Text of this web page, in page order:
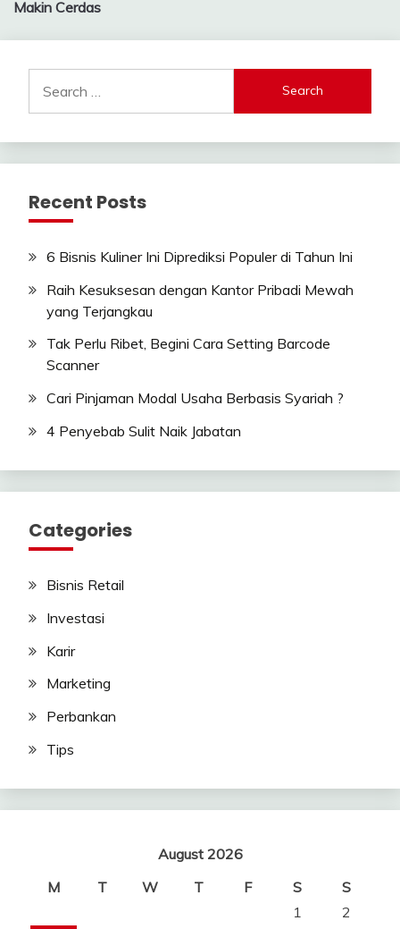
Makin Cerdas
for:
Recent Posts
6 Bisnis Kuliner Ini Diprediksi Populer di Tahun Ini
Raih Kesuksesan dengan Kantor Pribadi Mewah
yang Terjangkau
Tak Perlu Ribet, Begini Cara Setting Barcode
Scanner
Cari Pinjaman Modal Usaha Berbasis Syariah ?
4 Penyebab Sulit Naik Jabatan
Categories
Bisnis Retail
Investasi
Karir
Marketing
Perbankan
Tips
August 2026
M
T W T F S
S
1
2